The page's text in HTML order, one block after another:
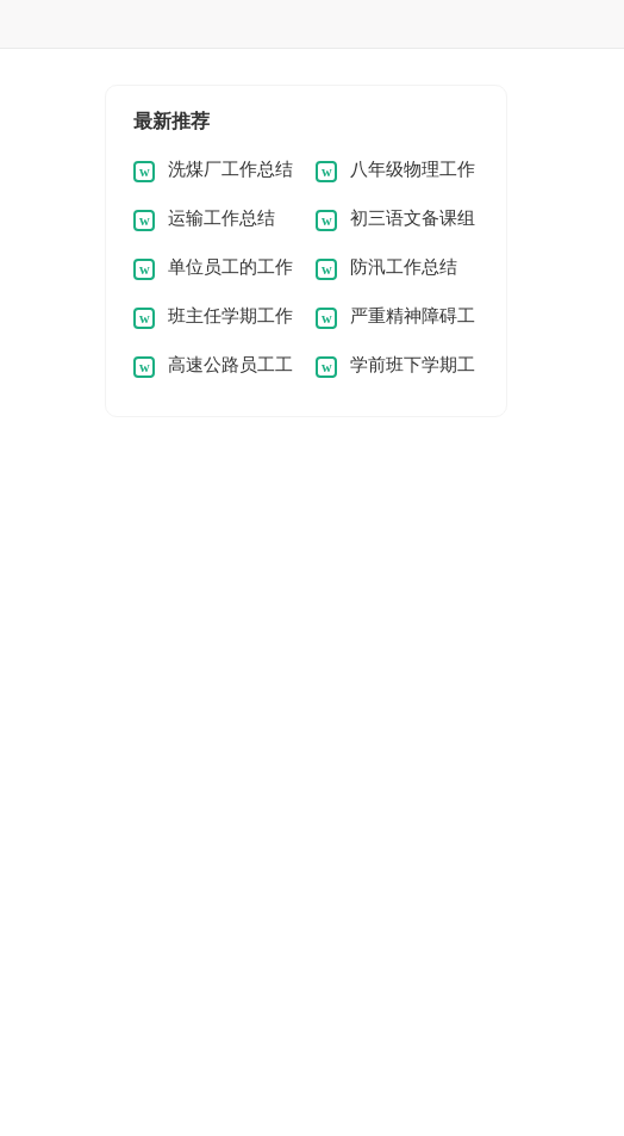
最新推荐
洗煤厂工作总结 八年级物理工作
总结
运输工作总结 初三语文备课组
工作总结
单位员工的工作
总结
防汛工作总结
班主任学期工作
总结
严重精神障碍工
作总结
高速公路员工工 学前班下学期工